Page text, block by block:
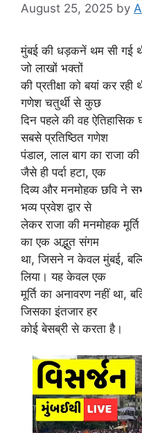
August 25, 2025 by
मुंबई की धड़कनें थम सी गई
जो लाखों भक्तों
की प्रतीक्षा को बयां कर
गणेश चतुर्थी से कुछ
दिन पहले की वह
सबसे प्रतिष्ठित गणेश
पंडाल, लाल बाग का राजा
जैसे ही पर्दा हटा, एक
दिव्य और मनमोहक छवि ने
भव्य प्रवेश द्वार से
लेकर राजा की मनमोहक
का एक अद्भुत संगम
था, जिसने न केवल मुंबई,
लिया। यह केवल एक
मूर्ति का अनावरण नहीं था,
जिसका इंतजार हर
कोई बेसब्री से करता है।